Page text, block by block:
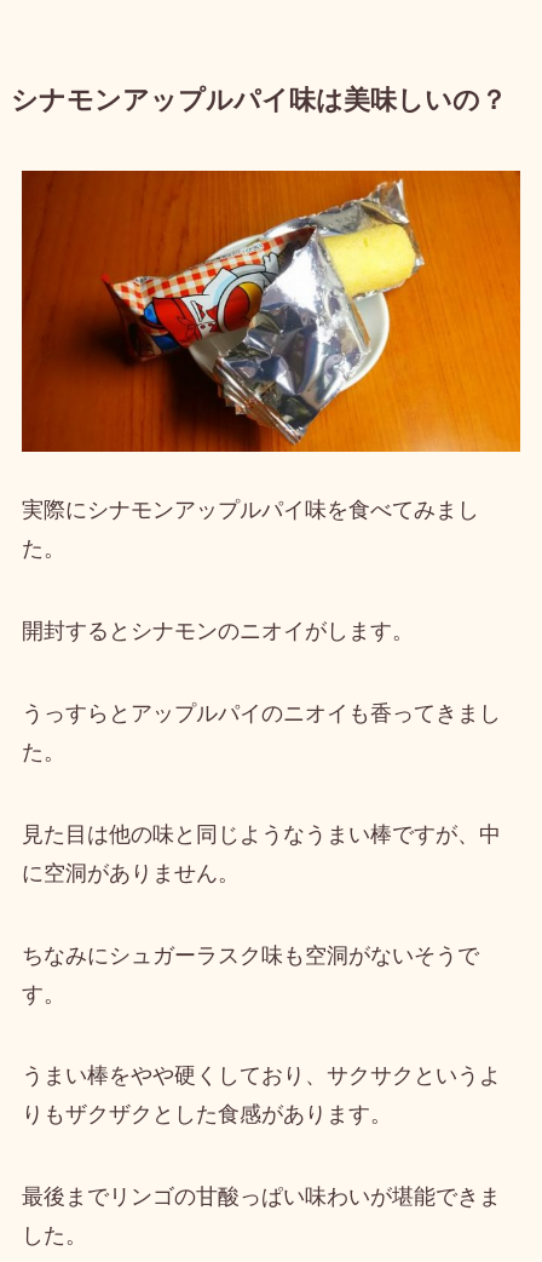
シナモンアップルパイ味は美味しいの？
実際にシナモンアップルパイ味を食べてみまし
た。
開封すると シナモンのニオイ がします。
うっすらと アップルパイのニオイ も香ってきまし
た。
見た目は他の味と同じようなうまい棒ですが、中
に空洞がありません。
ちなみに シュガーラスク味も空洞がないそうで
す。
うまい棒をやや硬くしており、サクサクというよ
りもザクザクとした食感があります。
最後までリンゴの甘酸っぱい味わいが堪能できま
した。